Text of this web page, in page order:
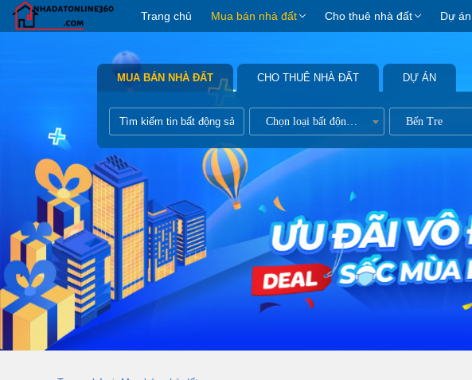
Trang chủ Mua bán nhà đất Cho thuê nhà đất Dự án
MUA BÁN NHÀ ĐẤT CHO THUÊ NHÀ ĐẤT DỰ ÁN
Chọn loại bất động sản Bến Tre